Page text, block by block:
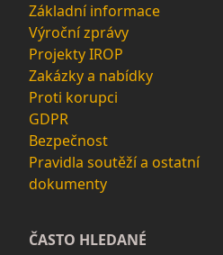
Základní informace
Výroční zprávy
Projekty IROP
Zakázky a nabídky
Proti korupci
GDPR
Bezpečnost
Pravidla soutěží a ostatní
dokumenty
ČASTO HLEDANÉ